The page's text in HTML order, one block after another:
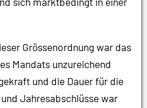
Grössenordnung war das
Mandats unzureichend
und die Dauer für die
Jahresabschlüsse war